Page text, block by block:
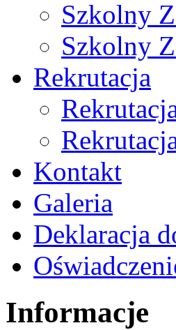
Szkolny
Szkolny
Rekrutacja
Kontakt
Galeria
Deklaracja
Informacje